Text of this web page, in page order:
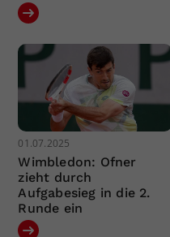
01.07.2025
Wimbledon: Ofner
zieht durch
Aufgabesieg in die 2.
Runde ein